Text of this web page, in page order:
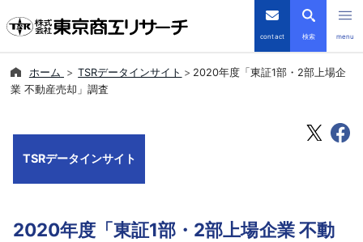
contact 検索 menu
ホーム TSRデータインサイト
2020年度「東証1部・2部上場企
業 不動産売却」調査
TSRデータインサイト
2020年度「東証1部・2部上場企業 不動